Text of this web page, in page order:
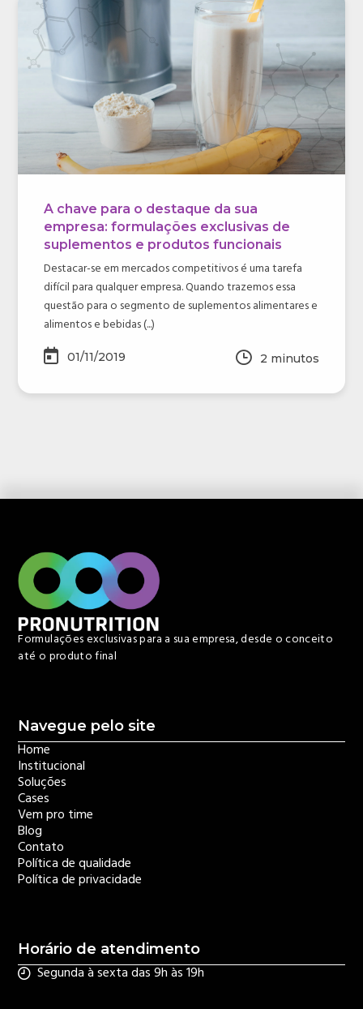
A chave para o destaque da sua
empresa: formulações exclusivas de
suplementos e produtos funcionais
Destacar-se em mercados competitivos é uma tarefa
difícil para qualquer empresa. Quando trazemos essa
questão para o segmento de suplementos alimentares e
alimentos e bebidas (...)
01/11/2019 2 minutos
Formulações exclusivas para a sua empresa, desde o conceito
até o produto final
Navegue pelo site
Home
Institucional
Soluções
Cases
Vem pro time
Blog
Contato
Política de qualidade
Política de privacidade
Horário de atendimento
Segunda à sexta das 9h às 19h